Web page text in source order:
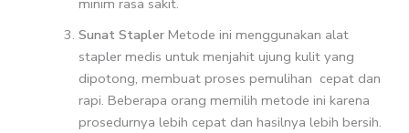
minim rasa sakit.
Sunat Stapler Metode ini menggunakan alat
stapler medis untuk menjahit ujung kulit yang
dipotong, membuat proses pemulihan cepat dan
rapi. Beberapa orang memilih metode ini karena
prosedurnya lebih cepat dan hasilnya lebih bersih.